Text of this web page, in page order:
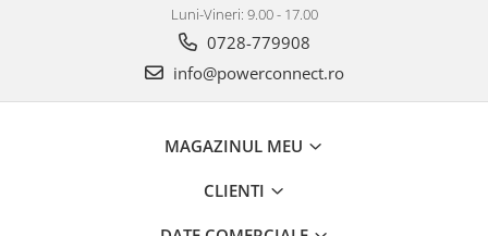
Luni-Vineri: 9.00 - 17.00
0728-779908
info@powerconnect.ro
MAGAZINUL MEU
CLIENTI